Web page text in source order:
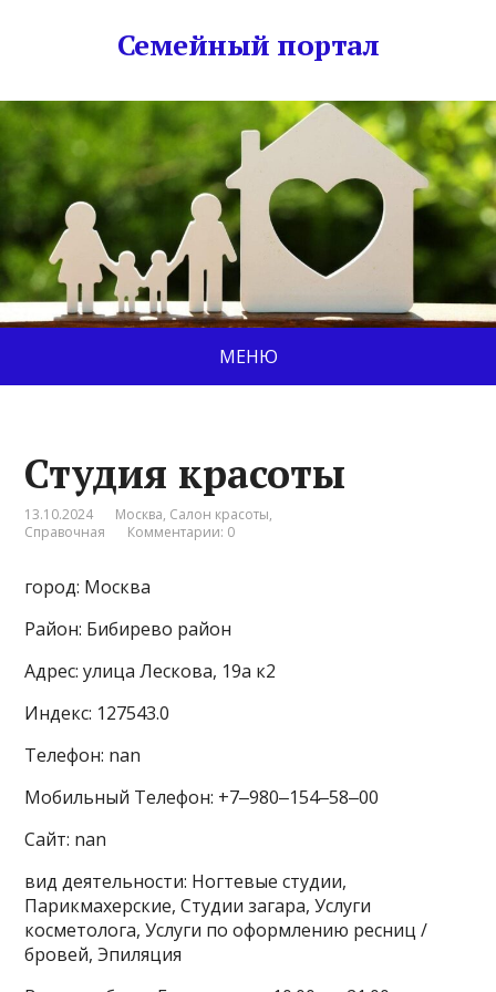
Семейный портал
МЕНЮ
Студия красоты
13.10.2024 Москва, Салон красоты,
Справочная
Комментарии: 0
город: Москва
Район: Бибирево район
Адрес: улица Лескова, 19а к2
Индекс: 127543.0
Телефон: nan
Мобильный Телефон: +7‒980‒154‒58‒00
Сайт: nan
вид деятельности: Ногтевые студии,
Парикмахерские, Студии загара, Услуги
косметолога, Услуги по оформлению ресниц /
бровей, Эпиляция